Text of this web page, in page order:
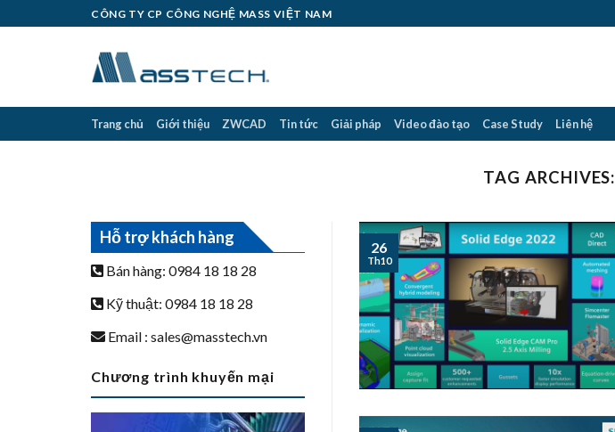
to
CÔNG TY CP CÔNG NGHỆ MASS VIỆT NAM
Trang chủ Giới thiệu ZWCAD Tin tức Giải pháp Video đào tạo Case Study Liên hệ
TAG ARCHIVES:
Hỗ trợ khách hàng
Bán hàng: 0984 18 18 28
Kỹ thuật: 0984 18 18 28
Email : sales@masstech.vn
Chương trình khuyến mại
26
Th10